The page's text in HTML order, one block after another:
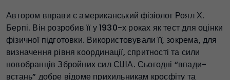
Автором вправи є американський фізіолог Роял Х.
Берпі. Він розробив її у 1930-х роках як тест для оцінки
фізичної підготовки. Використовували її, зокрема, для
визначення рівня координації, спритності та сили
новобранців Збройних сил США. Сьогодні “впади-
встань” добре відоме прихильникам кросфіту та